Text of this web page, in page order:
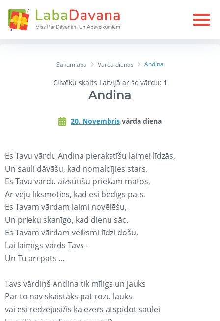
Sākumlapa Varda dienas Andina
Cilvēku skaits Latvijā ar šo vārdu: 1
Andina
20. Novembris vārda diena
Es Tavu vārdu Andina pierakstīšu laimei līdzās,
Un sauli dāvāšu, kad nomaldījies stars.
Es Tavu vārdu aizsūtīšu priekam matos,
Ar vēju līksmoties, kad esi bēdīgs pats.
Es Tavam vārdam laimi novēlēšu,
Un prieku skanīgo, kad dienu sāc.
Es Tavam vārdam veiksmi līdzi došu,
Lai laimīgs vārds Tavs -
Un Tu arī pats ...
Tavs vārdiņš Andina tik mīligs un jauks
Par to nav skaistāks pat rozu lauks
vai esi redzējusi/is kā ezers atspidot saulei